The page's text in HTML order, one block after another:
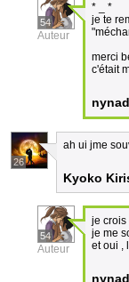
54
Auteur
* _ *
je te
merci
c'était
26
ah ui jme
Kyoko
54
Auteur
je crois
je me
et oui ,